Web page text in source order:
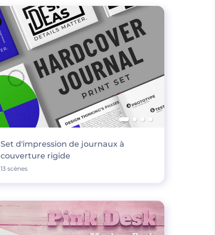
Set d'impression de journaux à
couverture rigide
13 scènes